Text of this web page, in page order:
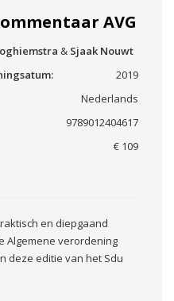
AVG
& Sjaak Nouwt
2019
Nederlands
9789012404617
€ 109
en diepgaand
Algemene verordening
deze editie van het Sdu